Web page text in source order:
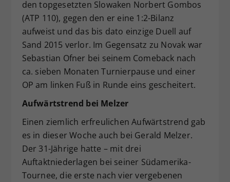
den topgesetzten Slowaken Norbert Gombos
(ATP 110), gegen den er eine 1:2-Bilanz
aufweist und das bis dato einzige Duell auf
Sand 2015 verlor. Im Gegensatz zu Novak war
Sebastian Ofner bei seinem Comeback nach
ca. sieben Monaten Turnierpause und einer
OP am linken Fuß in Runde eins gescheitert.
Aufwärtstrend bei Melzer
Einen ziemlich erfreulichen Aufwärtstrend gab
es in dieser Woche auch bei Gerald Melzer.
Der 31-Jährige hatte – mit drei
Auftaktniederlagen bei seiner Südamerika-
Tournee, die erste nach vier vergebenen